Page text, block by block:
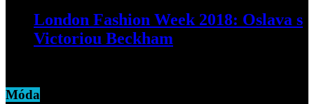
London Fashion Week 2018: Oslava s
Victoriou Beckham
Móda